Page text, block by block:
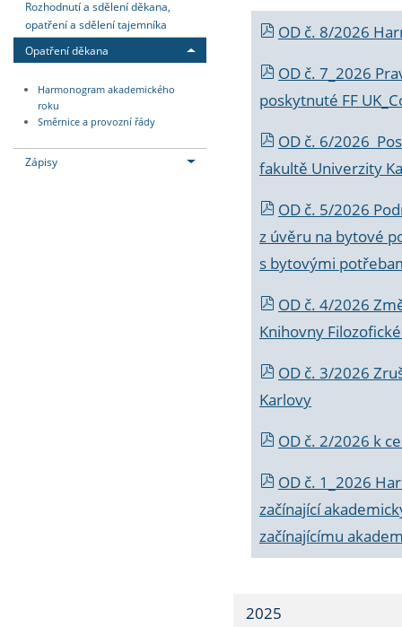
Rozhodnutí a sdělení děkana,
opatření a sdělení tajemníka
Opatření děkana
Harmonogram akademického
roku
Směrnice a provozní řády
Zápisy
OD č. 8/2026
OD č. 7_2026
poskytnuté FF
OD č. 6/2026
fakultě Univerzity
OD č. 5/2026
z úvěru na bytové
s bytovými
OD č. 4/2026
Knihovny
OD č. 3/2026
Karlovy
OD č. 2/2026 k
OD č. 1_2026
začínající
začínajícímu
2025